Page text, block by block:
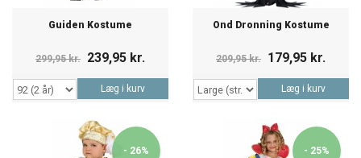
Guiden Kostume
299,95 kr. 239,95 kr.
Læg i kurv
Ond Dronning Kostume
209,95 kr. 179,95 kr.
Læg i kurv
- 26% - 25%